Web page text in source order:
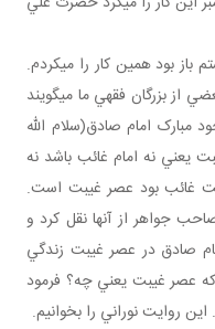
بود همين کار را مي کردم.
از بزرگان فقهي ما مي گويند
مبارک امام صادق(سلام الله
يعني نه امام غائب باشد نه
غائب بود عصر غيبت است.
جواهر از آنها نقل کرد و
صادق در عصر غيبت زندگي
که عصر غيبت يعني چه؟ فرمود
روايت نوراني را بخوانيم.